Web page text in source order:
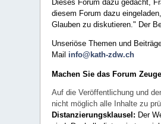
Dieses Forum dazu gedacht,
diesem Forum dazu
Glauben zu diskutieren." Der
Unseriöse Themen und
Mail info@kath-zdw.ch
Machen Sie das Forum
Auf die Veröffentlichung und
nicht möglich alle Inhalte zu
Distanzierungsklausel: Der